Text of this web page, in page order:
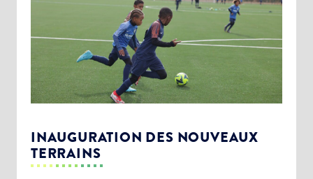
INAUGURATION DES NOUVEAUX
TERRAINS